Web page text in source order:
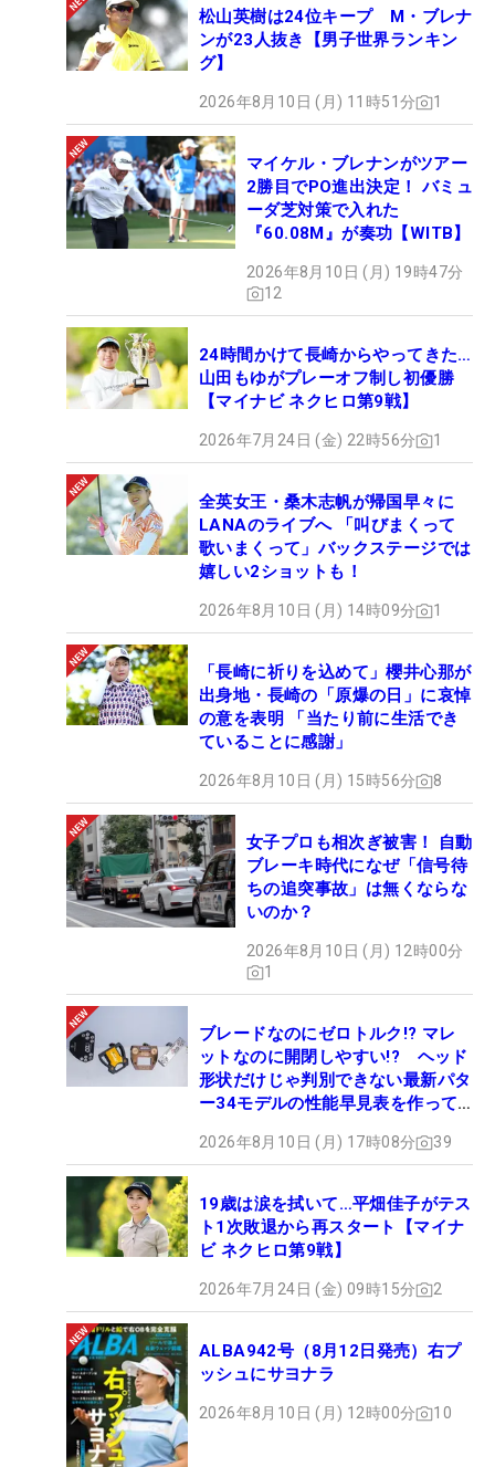
松山英樹は24位キープ M・ブレナ
ンが23人抜き【男子世界ランキン
グ】
2026年8月10日 (月) 11時51分 1
マイケル・ブレナンがツアー
2勝目でPO進出決定！ バミュ
ーダ芝対策で入れた
『60.08M』が奏功【WITB】
2026年8月10日 (月) 19時47分
12
24時間かけて長崎からやってきた…
山田もゆがプレーオフ制し初優勝
【マイナビ ネクヒロ第9戦】
2026年7月24日 (金) 22時56分 1
全英女王・桑木志帆が帰国早々に
LANAのライブへ 「叫びまくって
歌いまくって」バックステージでは
嬉しい2ショットも！
2026年8月10日 (月) 14時09分 1
「長崎に祈りを込めて」櫻井心那が
出身地・長崎の「原爆の日」に哀悼
の意を表明 「当たり前に生活でき
ていることに感謝」
2026年8月10日 (月) 15時56分 8
女子プロも相次ぎ被害！ 自動
ブレーキ時代になぜ「信号待
ちの追突事故」は無くならな
いのか？
2026年8月10日 (月) 12時00分
1
ブレードなのにゼロトルク!? マレ
ットなのに開閉しやすい!? ヘッド
形状だけじゃ判別できない最新パタ
ー34モデルの性能早見表を作って
2026年8月10日 (月) 17時08分 39
19歳は涙を拭いて…平畑佳子がテス
ト1次敗退から再スタート【マイナ
ビ ネクヒロ第9戦】
2026年7月24日 (金) 09時15分 2
ALBA942号（8月12日発売）右プ
ッシュにサヨナラ
2026年8月10日 (月) 12時00分 10